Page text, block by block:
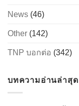
News (46)
Other (142)
TNP บอกต่อ (342)
บทความอ่านล่าสุด